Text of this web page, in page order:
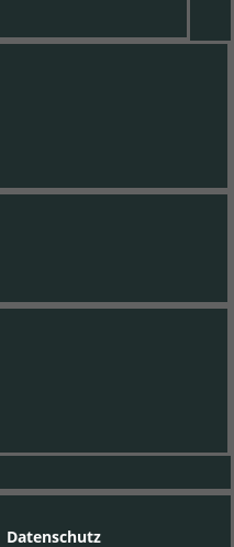
Datenschutz